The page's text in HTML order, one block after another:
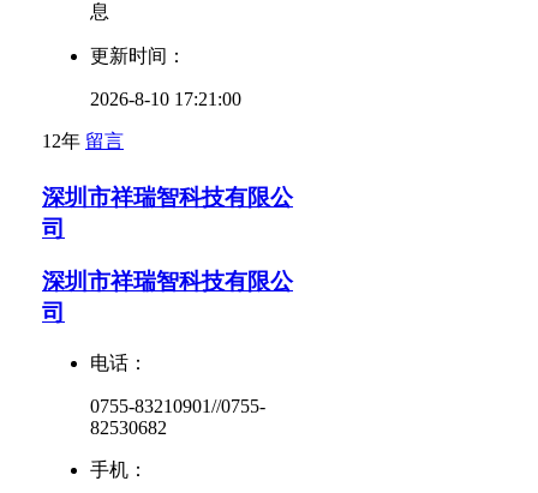
息
更新时间：
2026-8-10 17:21:00
12年 留言
深圳市祥瑞智科技有限公
司
深圳市祥瑞智科技有限公
司
电话：
0755-83210901//0755-
82530682
手机：